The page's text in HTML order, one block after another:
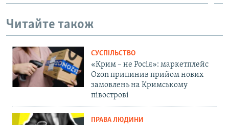
Читайте також
СУСПІЛЬСТВО
«Крим – не Росія»: маркетплейс
Ozon припинив прийом нових
замовлень на Кримському
півострові
ПРАВА ЛЮДИНИ